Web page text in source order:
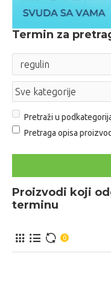
Termin za
Pretraži u
Pretraga opisa
Proizvodi koji
terminu
0